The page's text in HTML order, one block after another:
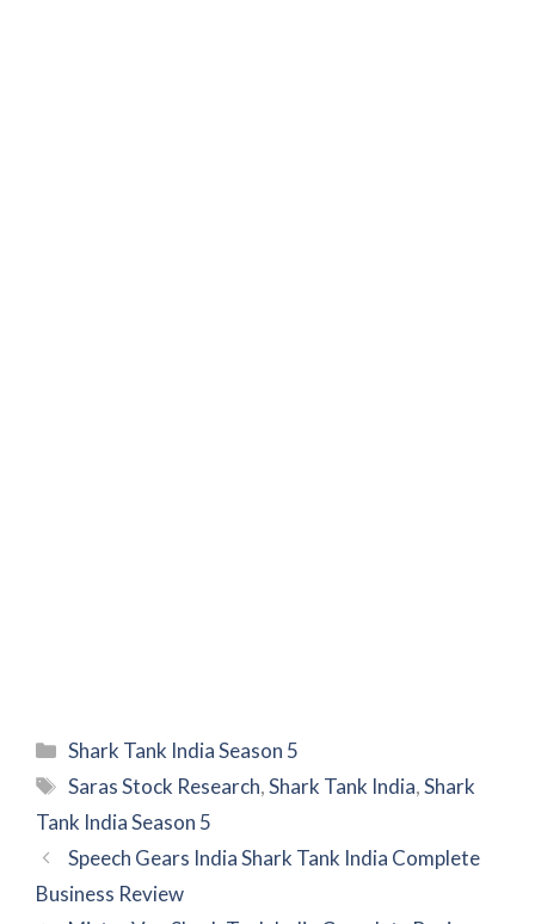
Categories
Shark Tank India Season 5
Tags
Saras Stock Research,Shark Tank India,Shark
Tank India Season 5
Speech Gears India Shark Tank India Complete
Business Review